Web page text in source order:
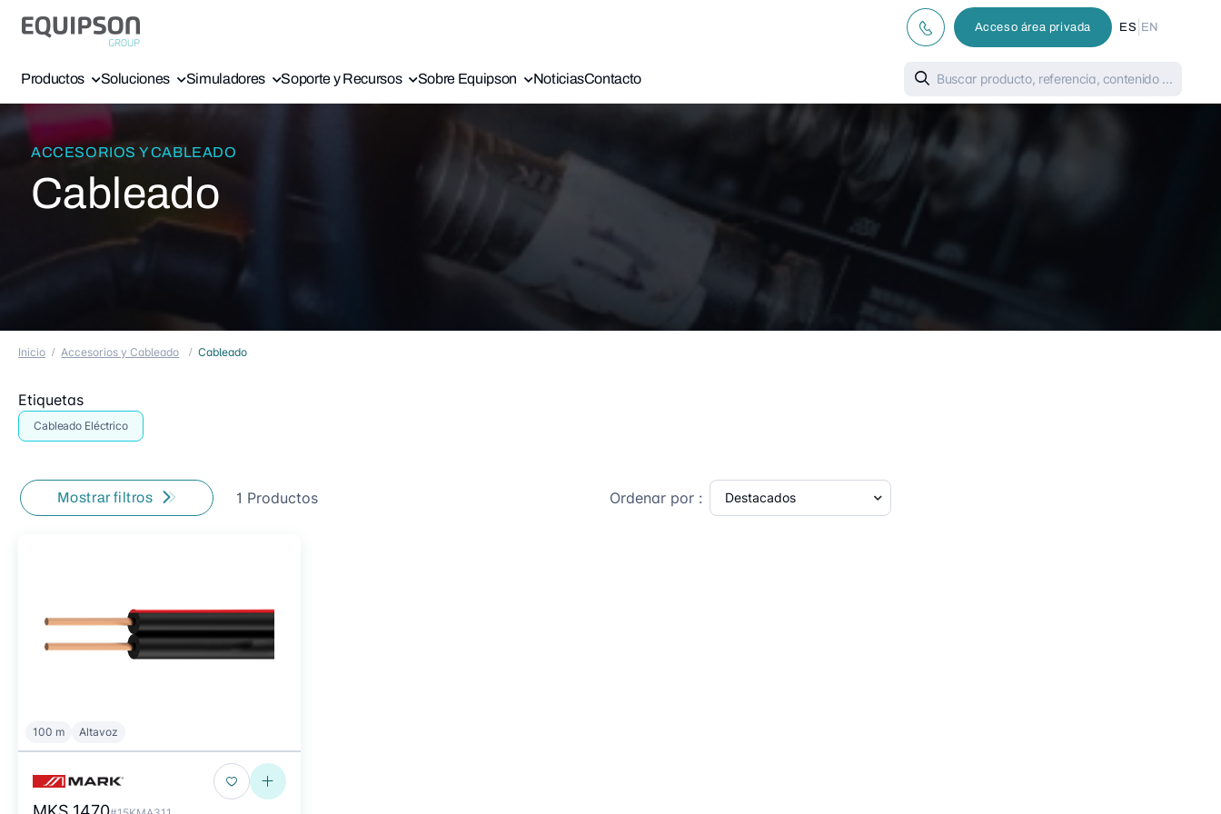
Acceso área privada ES EN
Productos Soluciones Simuladores Soporte y Recursos Sobre Equipson NoticiasContacto
ACCESORIOS Y CABLEADO
Cableado
Inicio Accesorios y Cableado Cableado
Etiquetas
Cableado Eléctrico
Mostrar filtros 1 Productos Ordenar por :
100 m Altavoz